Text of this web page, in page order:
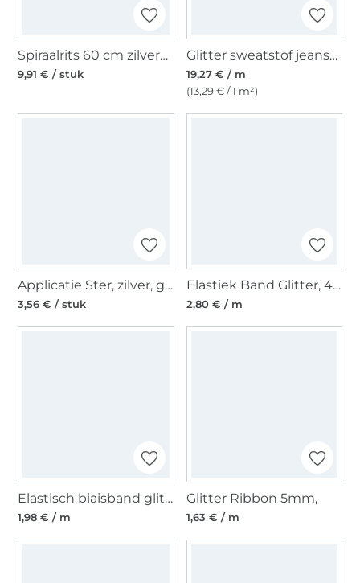
Spiraalrits 60 cm zilverkleurig
9,91 € / stuk
Glitter sweatstof jeansblauw
19,27 € / m
(13,29 € / 1 m²)
Applicatie Ster, zilver, glitter
3,56 € / stuk
Elastiek Band Glitter, 40 mm, Stripes 13
2,80 € / m
Elastisch biaisband glitter, donkerblauw
1,98 € / m
Glitter Ribbon 5mm,
1,63 € / m